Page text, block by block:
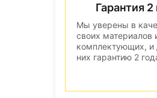
Гарантия 2
Мы уверены в
своих материалов
комплектующих, и
них гарантию 2